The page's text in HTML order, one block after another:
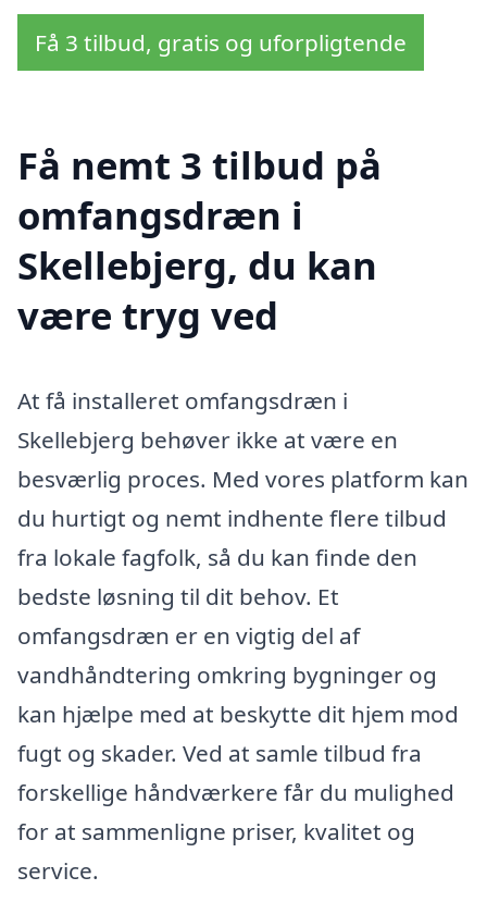
Få 3 tilbud, gratis og uforpligtende
Få nemt 3 tilbud på
omfangsdræn i
Skellebjerg, du kan
være tryg ved
At få installeret omfangsdræn i
Skellebjerg behøver ikke at være en
besværlig proces. Med vores platform kan
du hurtigt og nemt indhente flere tilbud
fra lokale fagfolk, så du kan finde den
bedste løsning til dit behov. Et
omfangsdræn er en vigtig del af
vandhåndtering omkring bygninger og
kan hjælpe med at beskytte dit hjem mod
fugt og skader. Ved at samle tilbud fra
forskellige håndværkere får du mulighed
for at sammenligne priser, kvalitet og
service.